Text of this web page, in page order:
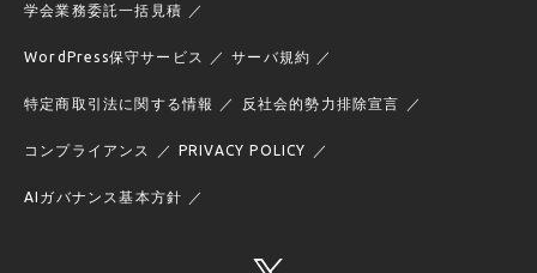
学会業務委託一括見積
WordPress保守サービス サーバ規約
特定商取引法に関する情報 反社会的勢力排除宣言
コンプライアンス PRIVACY POLICY
AIガバナンス基本方針